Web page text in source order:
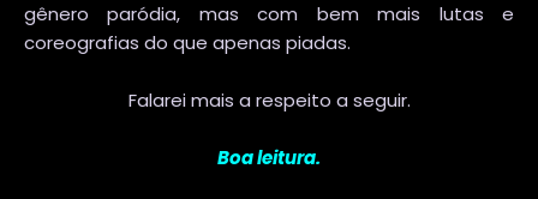
gênero paródia, mas com bem mais lutas e
coreografias do que apenas piadas.
Falarei mais a respeito a seguir.
Boa leitura.